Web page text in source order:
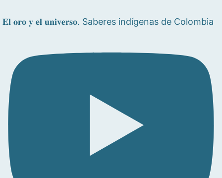
𝐄𝐥 𝐨𝐫𝐨 𝐲 𝐞𝐥 𝐮𝐧𝐢𝐯𝐞𝐫𝐬𝐨. Saberes indígenas de Colombia